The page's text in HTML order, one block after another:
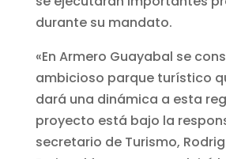
durante su mandato.
«En Armero Guayabal se
ambicioso parque turístico
dará una dinámica a esta
proyecto está bajo la
secretario de Turismo,